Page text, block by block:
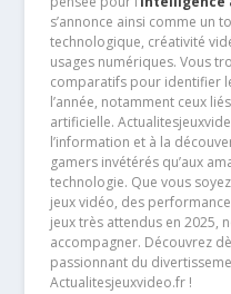
s’annonce ainsi comme un
technologique, créativité
usages numériques. Vous
comparatifs pour identifier
l’année, notamment ceux
artificielle.
l’information et à la
gamers invétérés qu’aux
technologie. Que vous
jeux vidéo, des
jeux très attendus en 2025,
accompagner. Découvrez
passionnant du
Actualitesjeuxvideo.fr !